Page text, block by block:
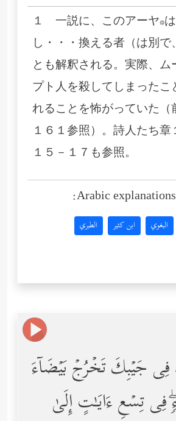
１ 一説に、このアーヤ*
し・・・換える者（は別で
とも解釈される。実際、
プト人を殺してしまったこ
れることを怖がっていた（
１６１参照）。詩人たち
１５－１７も参照。
Arabic
البغوي ابن كثير الطبري
جَیۡبِكَ تَخۡرُجۡ بَیۡضَاۤءَ
تِسۡعِ ءَایَـٰتٍ إِلَىٰ